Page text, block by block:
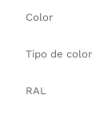
Color
Tipo de color
RAL